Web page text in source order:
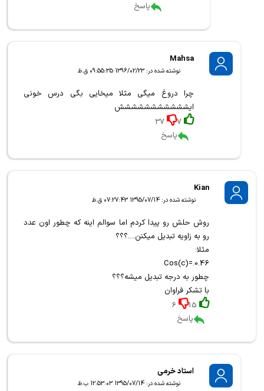
پاسخ
Mahsa
نوشته شده در: 1396/02/23 09:55:35 ق.ظ
چرا دروغ میگی مثلا میخایی بگی درس خونی
ایششششششششششش
7
37
پاسخ
Kian
نوشته شده در: 1395/07/14 07:27:43 ق.ظ
روش حلش رو پیدا کردم اما سوالم اینه که چطور اون عدد
رو به زاویه تبدیل میکنن....؟؟؟
مثلا:
0.46.=(Cos(c
چطور به درجه تبدیل میشه؟؟؟
با تشکر فراوان
15
6
پاسخ
استاد خرمی
نوشته شده در: 1395/07/14 12:53:03 ب.ظ